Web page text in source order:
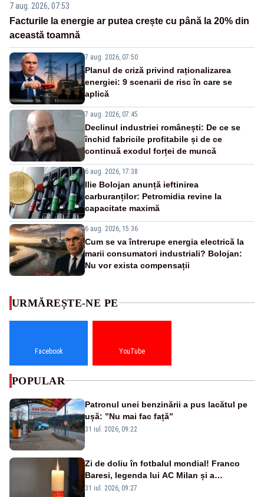
7 aug. 2026, 07:53
Facturile la energie ar putea crește cu până la 20% din
această toamnă
7 aug. 2026, 07:50
Planul de criză privind raționalizarea
energiei: 9 scenarii de risc în care se
aplică
7 aug. 2026, 07:45
Declinul industriei românești: De ce se
închid fabricile profitabile și de ce
continuă exodul forței de muncă
6 aug. 2026, 17:38
Ilie Bolojan anunță ieftinirea
carburanților: Petromidia revine la
capacitate maximă
6 aug. 2026, 15:36
Cum se va întrerupe energia electrică la
marii consumatori industriali? Bolojan:
Nu vor exista compensații
URMĂREȘTE-NE PE
Facebook YouTube
POPULAR
Patronul unei benzinării a pus lacătul pe
ușă: ”Nu mai fac față”
31 iul. 2026, 09:22
Zi de doliu în fotbalul mondial! Franco
Baresi, legenda lui AC Milan și a
naționalei Italiei, a murit
31 iul. 2026, 09:27